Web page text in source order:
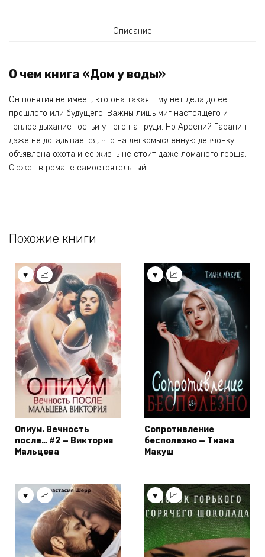
Описание
О чем книга «Дом у воды»
Он понятия не имеет, кто она такая. Ему нет дела до ее
прошлого или будущего. Важны лишь миг настоящего и
теплое дыхание гостьи у него на груди. Но Арсений Гаранин
даже не догадывается, что на легкомысленную девчонку
объявлена охота и ее жизнь не стоит даже ломаного гроша.
Сюжет в романе самостоятельный.
Похожие книги
Опиум. Вечность
после… #2 — Виктория
Мальцева
Сопротивление
бесполезно — Тиана
Макуш